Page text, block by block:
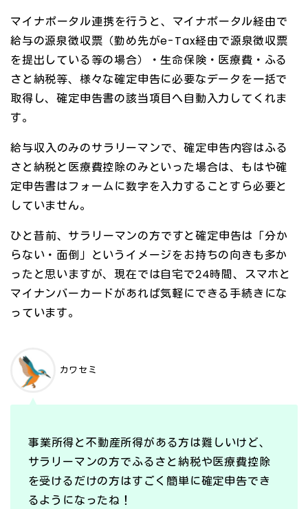
マイナポータル連携を行うと、マイナポータル経由で
給与の源泉徴収票（勤め先がe-Tax経由で源泉徴収票
を提出している等の場合）・生命保険・医療費・ふる
さと納税等、様々な確定申告に必要なデータを一括で
取得し、確定申告書の該当項目へ自動入力してくれま
す。
給与収入のみのサラリーマンで、確定申告内容はふる
さと納税と医療費控除のみといった場合は、もはや確
定申告書はフォームに数字を入力することすら必要と
していません。
ひと昔前、サラリーマンの方ですと確定申告は「分か
らない・面倒」というイメージをお持ちの向きも多か
ったと思いますが、現在では自宅で24時間、スマホと
マイナンバーカードがあれば気軽にできる手続きにな
っています。
カワセミ
事業所得と不動産所得がある方は難しいけど、
サラリーマンの方でふるさと納税や医療費控除
を受けるだけの方はすごく簡単に確定申告でき
るようになったね！